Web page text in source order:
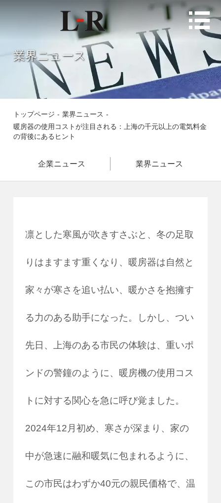

業界ニュース
トップページ - 業界ニュース -
暖房器の使用コストが注目される：上海の千元以上の電気料金
の背後にあるヒント
企業ニュース 業界ニュース
凛とした寒風が吹きすさぶと、冬の足取
りはますます重くなり、暖房器は自然と
家々が寒さを追い払い、暖かさを抱擁す
る力のある助手になった。しかし、つい
先日、上海のある市民の体験は、重いポ
ンドの警鐘のように、暖房機の使用コス
トに対する関心を急に呼び覚ました。
2024年12月初め、寒さが深まり、家の
中が急速に融和暖気に包まれるように、
この市民はわずか40元の親民価格で、温